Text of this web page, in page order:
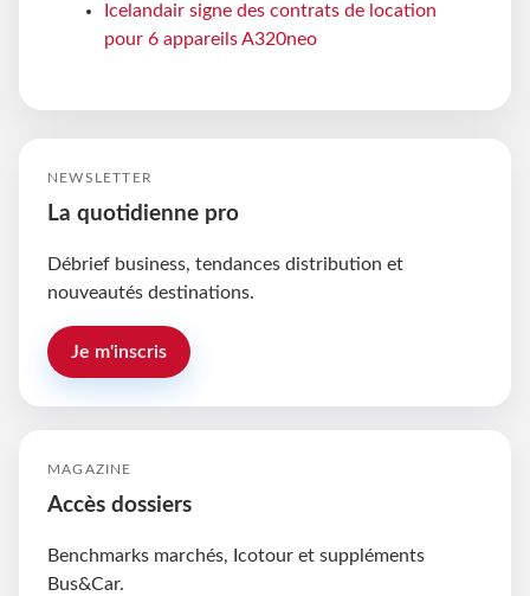
Icelandair signe des contrats de location
pour 6 appareils A320neo
NEWSLETTER
La quotidienne pro
Débrief business, tendances distribution et
nouveautés destinations.
Je m'inscris
MAGAZINE
Accès dossiers
Benchmarks marchés, Icotour et suppléments
Bus&Car.